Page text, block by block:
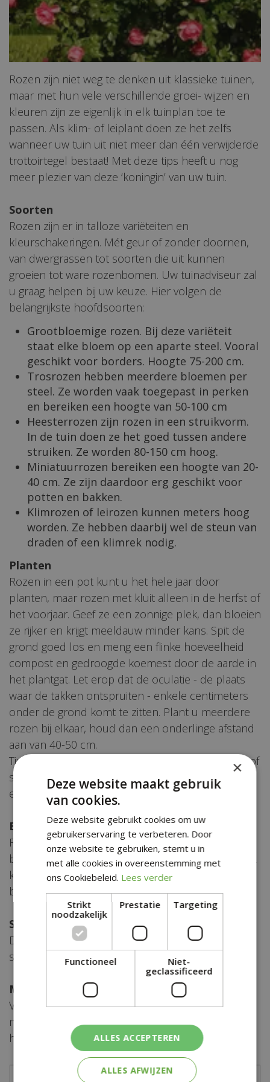
Rozen zijn niet weg te denken uit klassieke tuinen,
maar met hun vele verschillende groei- wijzen en
kleuren zijn ze eigenlijk in elk tuinplan toe te
passen. Als klim- of leiplant doen ze het zelfs
wanneer uw tuin uit niet meer dan één verwijderde
trottoirtegel bestaat! Met deze tips heeft u nog
meer plezier van deze ‘koningin’ van uw tuin.
Soorten
Rozen zijn er in talloze variëteiten en
kleurschakeringen. Mét geur of zonder doornen,
van dwergrassen tot soorten die uit kunnen
groeien tot ware rozenbomen. Uw tuinadviseur zal
u graag helpen bij uw keuze. Hier volgen de
belangrijkste hoofdsoorten:
Grootbloemige rozen. Bij deze variëteit
staat elke bloem op een aparte steel. Vooral
geschikt voor borders. Hoogte 75-200 cm.
Trosrozen hebben meerdere bloemen per
steel. Ze worden vaak toegepast in perken
en bereiken een hoogte van 50-100 cm
Heesterrozen zijn rozen in een struikvorm.
In de tuin doen ze het goed tussen andere
struiken. Ze worden 80-150 cm hoog.
Miniatuurrozen bereiken een hoogte van 20-
40 cm. Ze zijn daardoor erg geschikt voor
potten en bakken.
Klimrozen of leirozen kunnen meters hoog
worden. Ze hebben daarbij wel de steun van
draden of een klimrek nodig.
Planten
Rozen in een pot kunt u het hele jaar door
planten, maar rozen met kluit alleen in de herfst of
het voorjaar. Geef ze een zonnige plek, dan bloeien
ze rijker en krijgt meeldauw minder kans. Spit de
grond goed los en meng een flinke hoeveelheid
compost en gedroogde koemest door de aarde in
het plantgat. Let erop dat de oculatie - de plaats
waar de takken ontspruiten - enkele centimeters
onder de grond komt te zitten. Plant u meerdere
rozen bij elkaar, houd dan een onderlinge afstand
aan van 40-50 cm.
Tip: plant een klimroos niet te dicht bij een muur of
schutting, daar is de grond vaak te droog. Houd
een afstand van 35 cm aan.
Bemesten
Rozen hebben veel voedsel nodig en gedijen het
beste in kalkrijke grond. Geef ze in de zomer 1 of 2
keer een dosis speciale rozenmest voor een rijke
bloei.
Snoeien
De belangrijkste wetenswaardigheden over het
snoeien van rozen vindt u in een aparte Tuintip.
Meer weten?
Vraag onze tuinadviseurs gerust alles wat u nog
meer over rozen wilt weten. Ze helpen graag met
handige tips en goede raad.
×
Deze website maakt gebruik
van cookies.
Deze website gebruikt cookies om uw
gebruikerservaring te verbeteren. Door
onze website te gebruiken, stemt u in
met alle cookies in overeenstemming met
ons Cookiebeleid. Lees verder
Strikt
noodzakelijk
Prestatie Targeting
Functioneel
Niet-
geclassificeerd
ALLES ACCEPTEREN
ALLES AFWIJZEN